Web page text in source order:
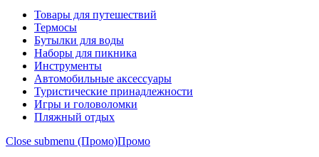
Товары для путешествий
Термосы
Бутылки для воды
Наборы для пикника
Инструменты
Автомобильные аксессуары
Туристические принадлежности
Игры и головоломки
Пляжный отдых
Close submenu (Промо)Промо